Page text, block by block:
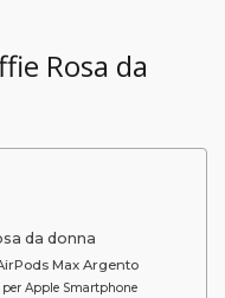
Rosa da
da donna
Max Argento
Apple Smartphone